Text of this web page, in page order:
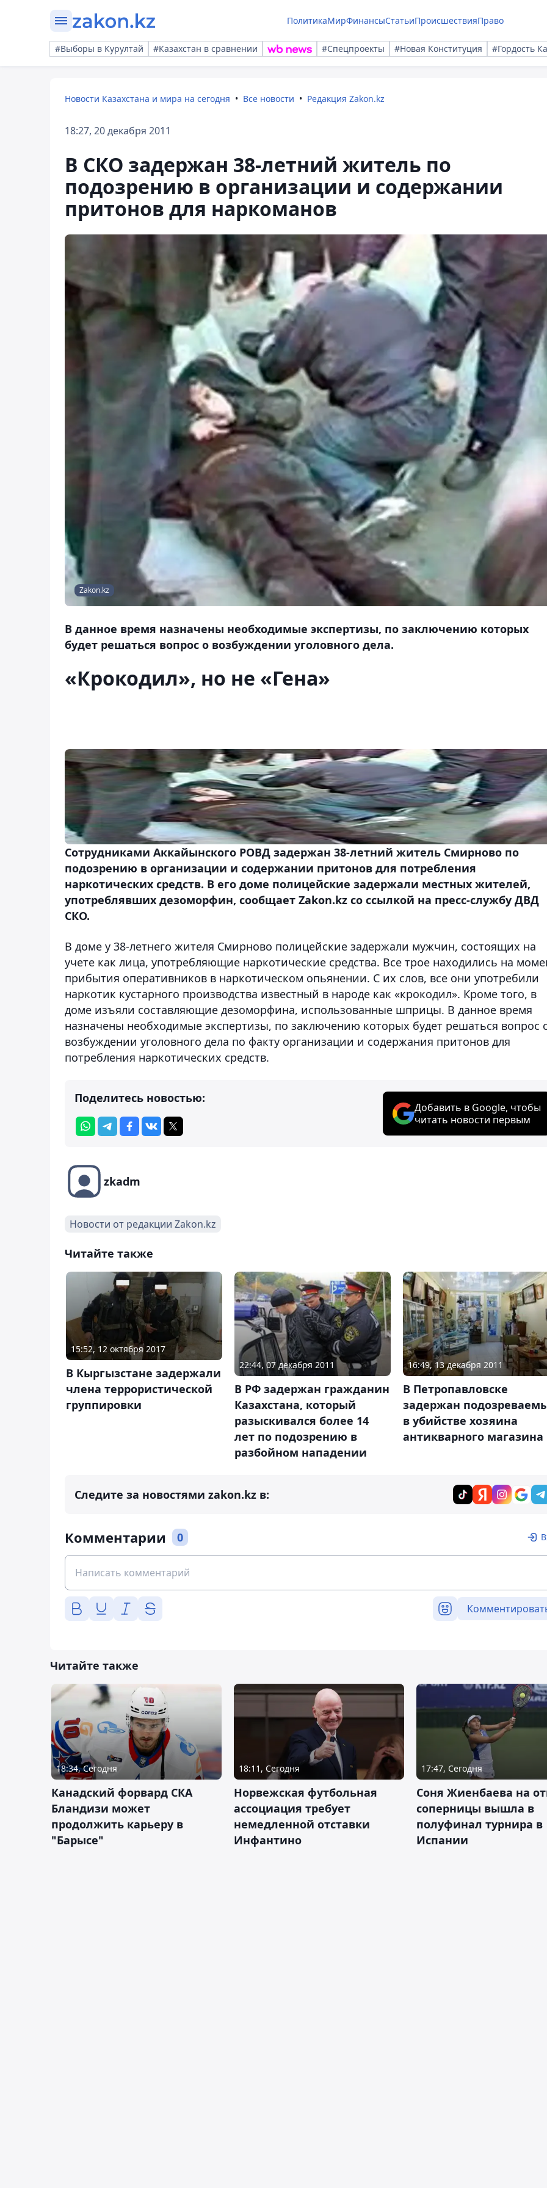
ПолитикаМирФинансыСтатьиПроисшествияПраво
#Выборы в Курултай #Казахстан в сравнении #Спецпроекты #Новая Конституция #Гордость
Новости Казахстана и мира на сегодня Все новости Редакция Zakon.kz
18:27, 20 декабря 2011
В СКО задержан 38-летний житель по
подозрению в организации и содержании
притонов для наркоманов
Zakon.kz
В данное время назначены необходимые экспертизы, по заключению которых
будет решаться вопрос о возбуждении уголовного дела.
«Крокодил», но не «Гена»
Сотрудниками Аккайынского РОВД задержан 38-летний житель Смирново по
подозрению в организации и содержании притонов для потребления
наркотических средств. В его доме полицейские задержали местных жителей,
употреблявших дезоморфин, сообщает Zakon.kz со ссылкой на пресс-службу ДВД
СКО.
В доме у 38-летнего жителя Смирново полицейские задержали мужчин, состоящих на
учете как лица, употребляющие наркотические средства. Все трое находились на
прибытия оперативников в наркотическом опьянении. С их слов, все они употребили
наркотик кустарного производства известный в народе как «крокодил». Кроме того, в
доме изъяли составляющие дезоморфина, использованные шприцы. В данное время
назначены необходимые экспертизы, по заключению которых будет решаться вопрос
возбуждении уголовного дела по факту организации и содержания притонов для
потребления наркотических средств.
Поделитесь новостью:
Добавить в Google, чтобы
читать новости первым
zkadm
Новости от редакции Zakon.kz
Читайте также
15:52, 12 октября 2017
В Кыргызстане задержали
члена террористической
группировки
22:44, 07 декабря 2011
В РФ задержан гражданин
Казахстана, который
разыскивался более 14
лет по подозрению в
разбойном нападении
16:49, 13 декабря 2011
В Петропавловске
задержан
в убийстве хозяина
антикварного магазина
Следите за новостями zakon.kz в:
Комментарии 0
Читайте также
18:34, Сегодня
Канадский форвард СКА
Бландизи может
продолжить карьеру в
"Барысе"
18:11, Сегодня
Норвежская футбольная
ассоциация требует
немедленной отставки
Инфантино
17:47, Сегодня
Соня Жиенбаева на
соперницы вышла в
полуфинал турнира в
Испании